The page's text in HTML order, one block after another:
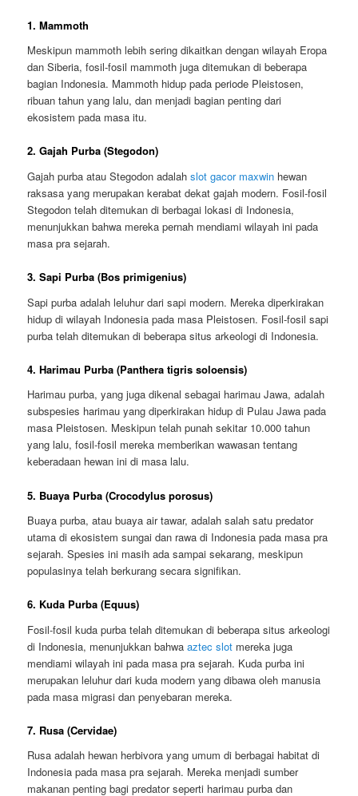
1. Mammoth
Meskipun mammoth lebih sering dikaitkan dengan wilayah Eropa
dan Siberia, fosil-fosil mammoth juga ditemukan di beberapa
bagian Indonesia. Mammoth hidup pada periode Pleistosen,
ribuan tahun yang lalu, dan menjadi bagian penting dari
ekosistem pada masa itu.
2. Gajah Purba (Stegodon)
Gajah purba atau Stegodon adalahslot gacor maxwin hewan
raksasa yang merupakan kerabat dekat gajah modern. Fosil-fosil
Stegodon telah ditemukan di berbagai lokasi di Indonesia,
menunjukkan bahwa mereka pernah mendiami wilayah ini pada
masa pra sejarah.
3. Sapi Purba (Bos primigenius)
Sapi purba adalah leluhur dari sapi modern. Mereka diperkirakan
hidup di wilayah Indonesia pada masa Pleistosen. Fosil-fosil sapi
purba telah ditemukan di beberapa situs arkeologi di Indonesia.
4. Harimau Purba (Panthera tigris soloensis)
Harimau purba, yang juga dikenal sebagai harimau Jawa, adalah
subspesies harimau yang diperkirakan hidup di Pulau Jawa pada
masa Pleistosen. Meskipun telah punah sekitar 10.000 tahun
yang lalu, fosil-fosil mereka memberikan wawasan tentang
keberadaan hewan ini di masa lalu.
5. Buaya Purba (Crocodylus porosus)
Buaya purba, atau buaya air tawar, adalah salah satu predator
utama di ekosistem sungai dan rawa di Indonesia pada masa pra
sejarah. Spesies ini masih ada sampai sekarang, meskipun
populasinya telah berkurang secara signifikan.
6. Kuda Purba (Equus)
Fosil-fosil kuda purba telah ditemukan di beberapa situs arkeologi
di Indonesia, menunjukkan bahwaaztec slot mereka juga
mendiami wilayah ini pada masa pra sejarah. Kuda purba ini
merupakan leluhur dari kuda modern yang dibawa oleh manusia
pada masa migrasi dan penyebaran mereka.
7. Rusa (Cervidae)
Rusa adalah hewan herbivora yang umum di berbagai habitat di
Indonesia pada masa pra sejarah. Mereka menjadi sumber
makanan penting bagi predator seperti harimau purba dan